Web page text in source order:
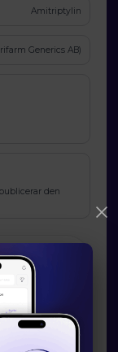
Amitriptylin
Generics AB)
den
möjliga